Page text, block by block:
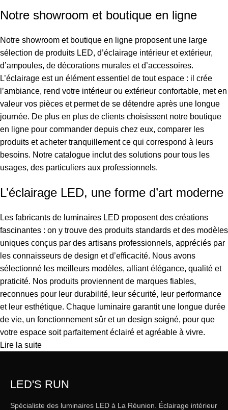
Notre showroom et boutique en ligne
Notre showroom et boutique en ligne proposent une large
sélection de produits LED, d’éclairage intérieur et extérieur,
d’ampoules, de décorations murales et d’accessoires.
L’éclairage est un élément essentiel de tout espace : il crée
l’ambiance, rend votre intérieur ou extérieur confortable, met en
valeur vos pièces et permet de se détendre après une longue
journée. De plus en plus de clients choisissent notre boutique
en ligne pour commander depuis chez eux, comparer les
produits et acheter tranquillement ce qui correspond à leurs
besoins. Notre catalogue inclut des solutions pour tous les
usages, des particuliers aux professionnels.
L’éclairage LED, une forme d’art moderne
Les fabricants de luminaires LED proposent des créations
fascinantes : on y trouve des produits standards et des modèles
uniques conçus par des artisans professionnels, appréciés par
les connaisseurs de design et d’efficacité. Nous avons
sélectionné les meilleurs modèles, alliant élégance, qualité et
praticité. Nos produits proviennent de marques fiables,
reconnues pour leur durabilité, leur sécurité, leur performance
et leur esthétique. Chaque luminaire garantit une longue durée
de vie, un fonctionnement sûr et un design soigné, pour que
votre espace soit parfaitement éclairé et agréable à vivre.
Lire la suite
LED'S RUN
Spécialiste des luminaires LED à La Réunion. Éclairage intérieur